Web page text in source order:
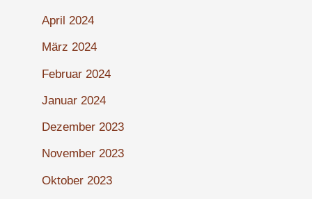
April 2024
März 2024
Februar 2024
Januar 2024
Dezember 2023
November 2023
Oktober 2023